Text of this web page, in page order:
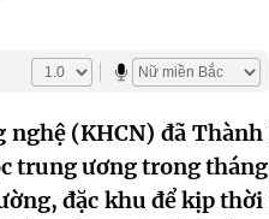
(KHCN) đã
trung ương trong
đặc khu để kịp